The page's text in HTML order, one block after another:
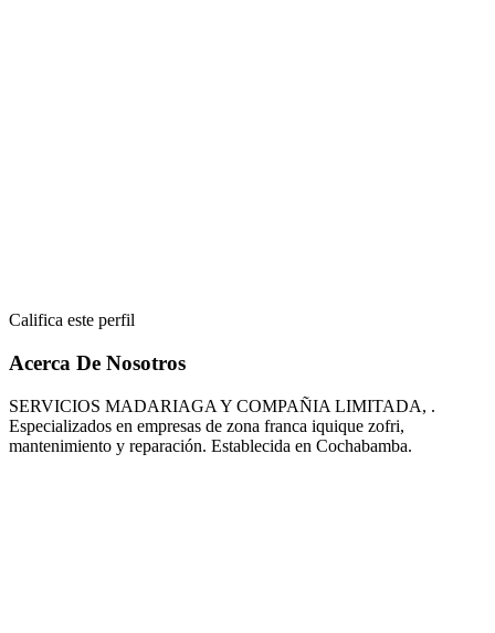
Califica este perfil
Acerca De Nosotros
SERVICIOS MADARIAGA Y COMPAÑIA LIMITADA, .
Especializados en empresas de zona franca iquique zofri,
mantenimiento y reparación. Establecida en Cochabamba.